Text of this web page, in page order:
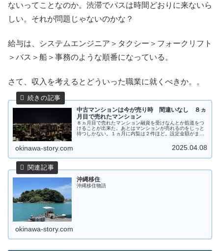
ないってことなのか。渋滞でバスは時間どおりに来ないら
しい。それが問題じゃないのかな？
給与は、システムエンジニア＞タクシー＞フォークリフト
＞バス＞船＞事務のような順番になっている。
さて、収入を考えるとどういった職業に就くべきか。。
中古マンションは今が売り時 間違いなし ８ヵ
月目で売れたマンション
８ヵ月目で売れたマンション融資を受けなんとか筋道をつ
けることが出来た。あとはマンションが売れるのをじっと
待つしかない。１ヵ月に内覧は２件ほど。設定金額がまだ
okinawa-story.com 2025.04.08
沖縄移住
沖縄移住物語
okinawa-story.com